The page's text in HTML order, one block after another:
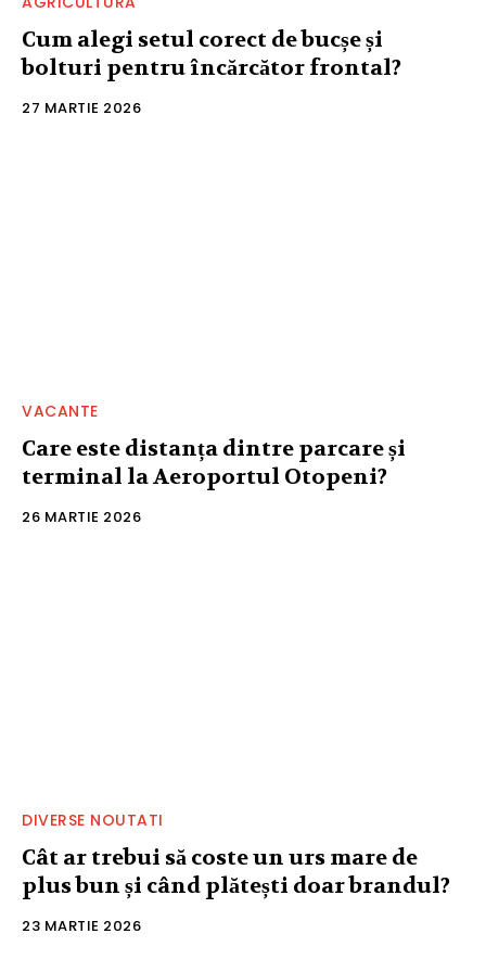
Cum alegi setul corect de bucșe și
bolturi pentru încărcător frontal?
27 MARTIE 2026
VACANTE
Care este distanța dintre parcare și
terminal la Aeroportul Otopeni?
26 MARTIE 2026
DIVERSE NOUTATI
Cât ar trebui să coste un urs mare de
plus bun și când plătești doar brandul?
23 MARTIE 2026